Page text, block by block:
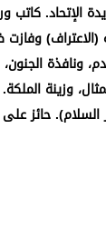
الإتحاد. كاتب
ونافذة
السلام).